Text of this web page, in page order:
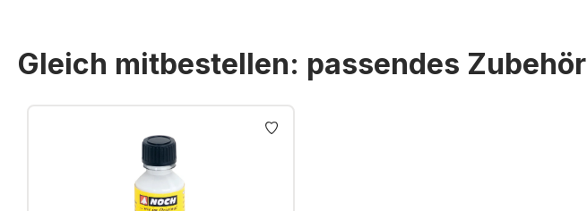
Gleich mitbestellen: passendes Zubehör
Produktgalerie überspringen